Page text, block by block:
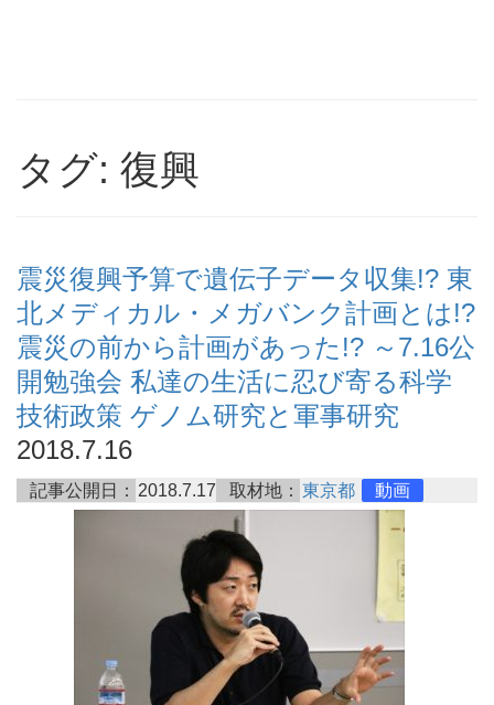
タグ: 復興
震災復興予算で遺伝子データ収集!? 東
北メディカル・メガバンク計画とは!?
震災の前から計画があった!? ～7.16公
開勉強会 私達の生活に忍び寄る科学
技術政策 ゲノム研究と軍事研究
2018.7.16
記事公開日： 2018.7.17 取材地： 東京都 動画